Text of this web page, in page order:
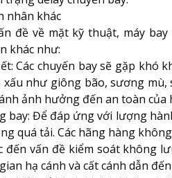
nhân khác
đề về mặt kỹ thuật, máy
khác như:
Các chuyến bay sẽ gặp khó
xấu như giông bão, sương
ảnh hưởng đến an toàn của
bay: Để đáp ứng với lượng
quá tải. Các hãng hàng
đến vấn đề kiểm soát không
hạ cánh và cất cánh dẫn